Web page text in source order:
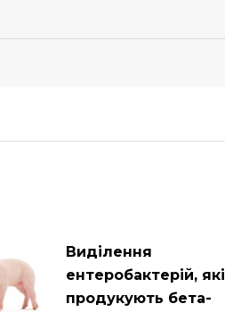
Виділення
ентеробактерій, які
продукують бета-